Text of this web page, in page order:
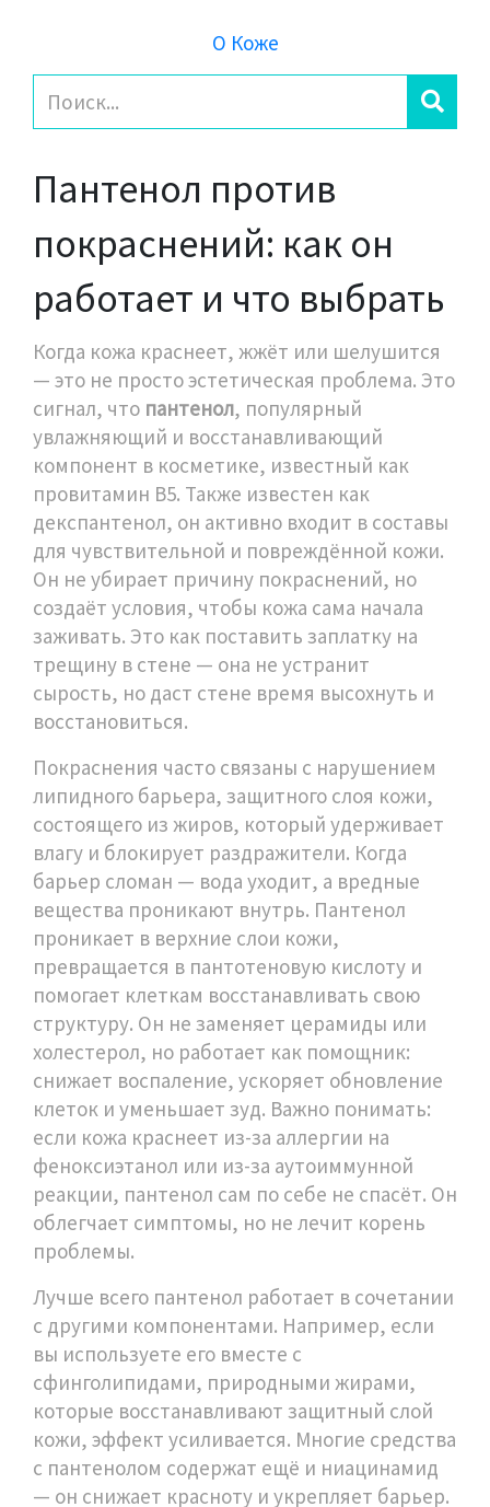
О Коже
Пантенол против
покраснений: как он
работает и что выбрать
Когда кожа краснеет, жжёт или шелушится
— это не просто эстетическая проблема. Это
сигнал, что пантенол, популярный
увлажняющий и восстанавливающий
компонент в косметике, известный как
провитамин B5. Также известен как
декспантенол, он активно входит в составы
для чувствительной и повреждённой кожи.
Он не убирает причину покраснений, но
создаёт условия, чтобы кожа сама начала
заживать. Это как поставить заплатку на
трещину в стене — она не устранит
сырость, но даст стене время высохнуть и
восстановиться.
Покраснения часто связаны с нарушением
липидного барьера, защитного слоя кожи,
состоящего из жиров, который удерживает
влагу и блокирует раздражители. Когда
барьер сломан — вода уходит, а вредные
вещества проникают внутрь. Пантенол
проникает в верхние слои кожи,
превращается в пантотеновую кислоту и
помогает клеткам восстанавливать свою
структуру. Он не заменяет церамиды или
холестерол, но работает как помощник:
снижает воспаление, ускоряет обновление
клеток и уменьшает зуд. Важно понимать:
если кожа краснеет из-за аллергии на
феноксиэтанол или из-за аутоиммунной
реакции, пантенол сам по себе не спасёт. Он
облегчает симптомы, но не лечит корень
проблемы.
Лучше всего пантенол работает в сочетании
с другими компонентами. Например, если
вы используете его вместе с
сфинголипидами, природными жирами,
которые восстанавливают защитный слой
кожи, эффект усиливается. Многие средства
с пантенолом содержат ещё и ниацинамид
— он снижает красноту и укрепляет барьер.